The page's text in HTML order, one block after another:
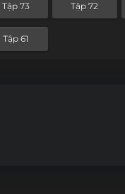
Tập 73 Tập 72
Tập 61